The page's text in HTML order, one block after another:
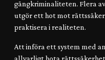
gängkriminaliteten. Flera
utgör ett hot mot
praktisera i realiteten.
Att införa ett system med
allvarligt hota